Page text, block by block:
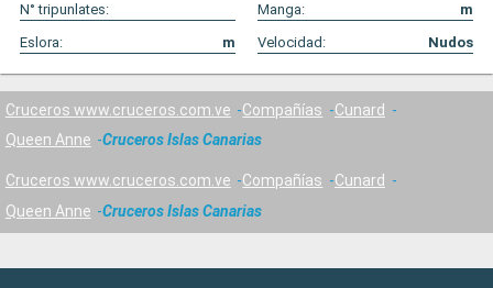
N° tripunlates:
Manga:
m
Eslora:
m Velocidad: Nudos
Cruceros www.cruceros.com.ve Compañías
Cunard
Queen Anne
Cruceros Islas Canarias
Cruceros www.cruceros.com.ve Compañías
Cunard
Queen Anne
Cruceros Islas Canarias